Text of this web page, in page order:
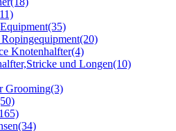
(35)
(20)
Knotenhalfter(4)
und Longen(10)
Grooming(3)
(34)